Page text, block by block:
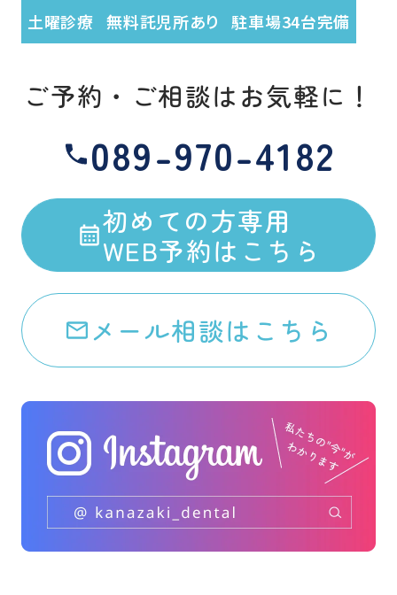
土曜診療 無料託児所あり 駐車場34台完備
ご予約・ご相談はお気軽に！
089-970-4182
初めての方専用
WEB予約はこちら
メール相談はこちら